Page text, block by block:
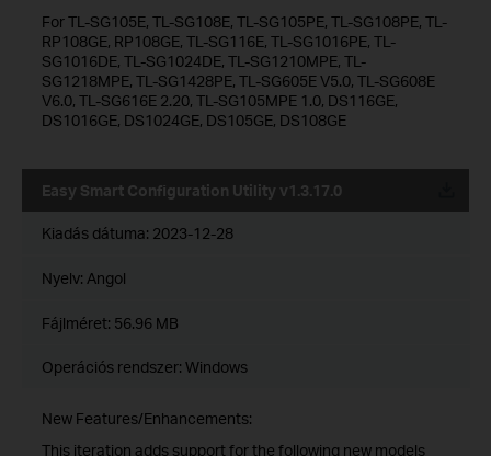
For TL-SG105E, TL-SG108E, TL-SG105PE, TL-SG108PE, TL-
RP108GE, RP108GE, TL-SG116E, TL-SG1016PE, TL-
SG1016DE, TL-SG1024DE, TL-SG1210MPE, TL-
SG1218MPE, TL-SG1428PE, TL-SG605E V5.0, TL-SG608E
V6.0, TL-SG616E 2.20, TL-SG105MPE 1.0, DS116GE,
DS1016GE, DS1024GE, DS105GE, DS108GE
Easy Smart Configuration Utility v1.3.17.0
Kiadás dátuma: 2023-12-28
Nyelv: Angol
Fájlméret: 56.96 MB
Operációs rendszer: Windows
New Features/Enhancements:
This iteration adds support for the following new models